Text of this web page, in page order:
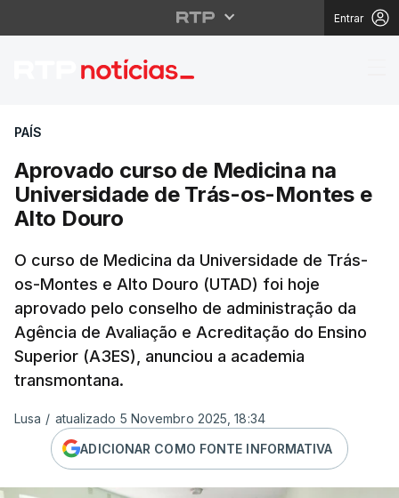
Entrar
Aprovado curso de
PAÍS
Aprovado curso de Medicina na
Universidade de Trás-os-Montes e
Alto Douro
O curso de Medicina da Universidade de Trás-
os-Montes e Alto Douro (UTAD) foi hoje
aprovado pelo conselho de administração da
Agência de Avaliação e Acreditação do Ensino
Superior (A3ES), anunciou a academia
transmontana.
Lusa / atualizado 5 Novembro 2025, 18:34
ADICIONAR COMO FONTE INFORMATIVA